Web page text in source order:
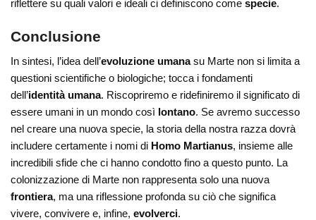
riflettere su quali valori e ideali ci definiscono comespecie.
Conclusione
In sintesi, l’idea dell’evoluzione umanasu Marte non si limita a
questioni scientifiche o biologiche; tocca i fondamenti
dell’identità umana. Riscopriremo e ridefiniremo il significato di
essere umani in un mondo così lontano. Se avremo successo
nel creare una nuova specie, la storia della nostra razza dovrà
includere certamente i nomi di Homo Martianus, insieme alle
incredibili sfide che ci hanno condotto fino a questo punto. La
colonizzazione di Marte non rappresenta solo una nuova
frontiera, ma una riflessione profonda su ciò che significa
vivere, convivere e, infine,evolverci.